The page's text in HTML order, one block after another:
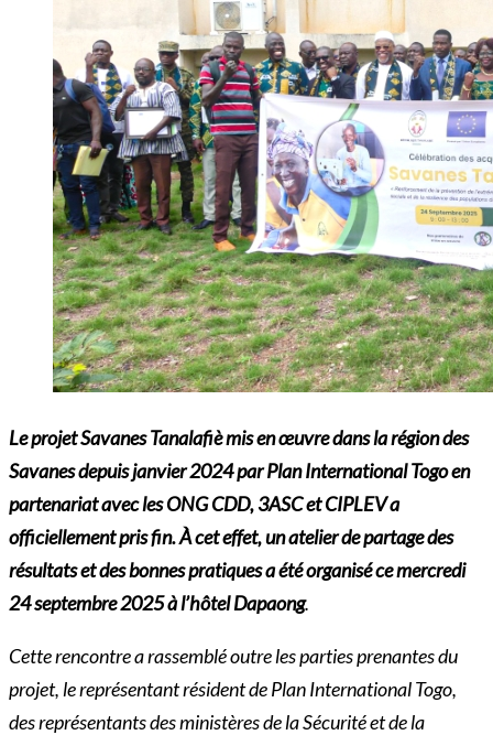
Le projet Savanes Tanalafiè mis en œuvre dans la région des
Savanes depuis janvier 2024 par Plan International Togo en
partenariat avec les ONG CDD, 3ASC et CIPLEV a
officiellement pris fin. À cet effet, un atelier de partage des
résultats et des bonnes pratiques a été organisé ce mercredi
24 septembre 2025 à l’hôtel Dapaong.
Cette rencontre a rassemblé outre les parties prenantes du
projet, le représentant résident de Plan International Togo,
des représentants des ministères de la Sécurité et de la